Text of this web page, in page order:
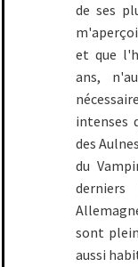
de ses
et que
ans,
intenses
des
du
sont
aussi